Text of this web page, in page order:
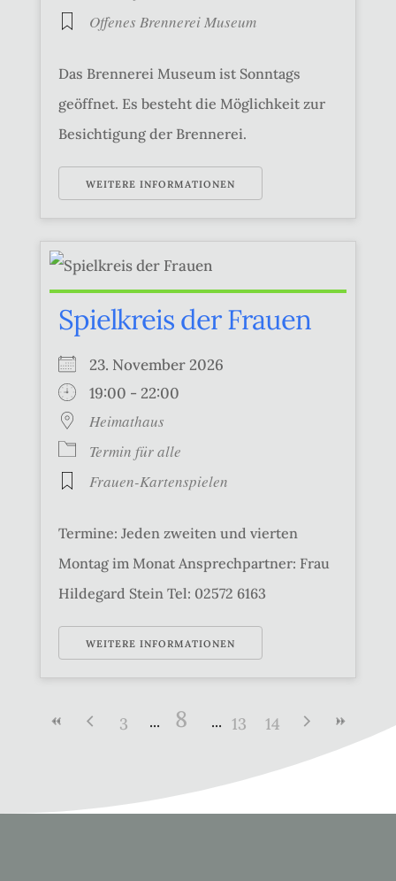
Offenes Brennerei Museum
Das Brennerei Museum ist Sonntags
geöffnet. Es besteht die Möglichkeit zur
Besichtigung der Brennerei.
WEITERE INFORMATIONEN
Spielkreis der Frauen
23. November 2026
19:00 - 22:00
Heimathaus
Termin für alle
Frauen-Kartenspielen
Termine: Jeden zweiten und vierten
Montag im Monat Ansprechpartner: Frau
Hildegard Stein Tel: 02572 6163
WEITERE INFORMATIONEN
3 8 13 14